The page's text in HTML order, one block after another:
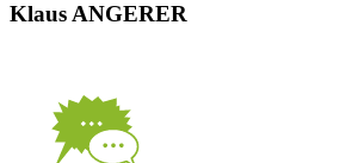
Klaus ANGERER